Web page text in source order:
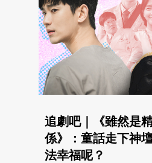
追劇吧｜《雖然是
係》：童話走下神
法幸福呢？